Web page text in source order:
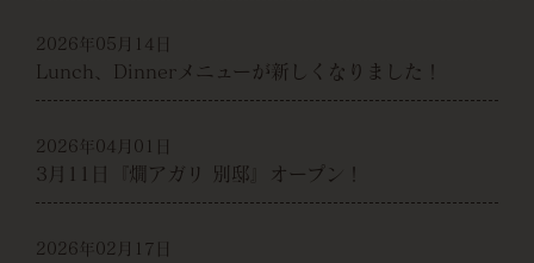
2026年05月14日
Lunch、Dinnerメニューが新しくなりました！
2026年04月01日
3月11日『燗アガリ 別邸』オープン！
2026年02月17日